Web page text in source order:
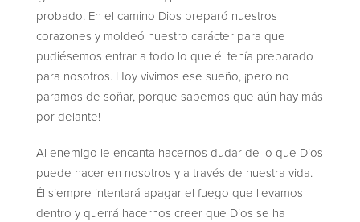
probado. En el camino Dios preparó nuestros
corazones y moldeó nuestro carácter para que
pudiésemos entrar a todo lo que él tenía preparado
para nosotros. Hoy vivimos ese sueño, ¡pero no
paramos de soñar, porque sabemos que aún hay más
por delante!
Al enemigo le encanta hacernos dudar de lo que Dios
puede hacer en nosotros y a través de nuestra vida.
Él siempre intentará apagar el fuego que llevamos
dentro y querrá hacernos creer que Dios se ha